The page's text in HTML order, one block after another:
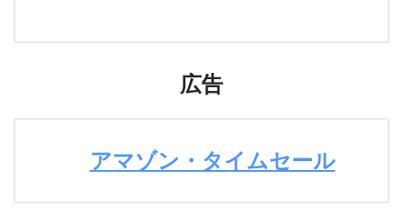
広告
アマゾン・タイムセール